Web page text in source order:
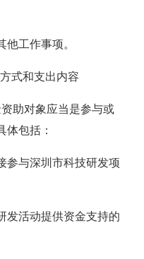
工作事项。
和支出内容
对象应当是参与或
体包括：
与深圳市科技研发项
活动提供资金支持的